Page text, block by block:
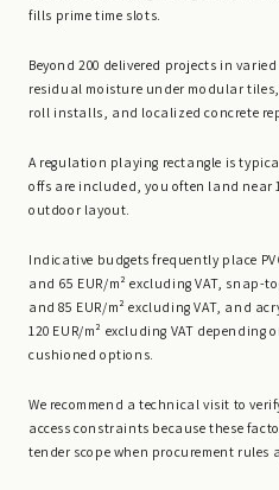
fills prime time slots.
Beyond 200 delivered projects in
residual moisture under modular
roll installs, and localized concrete
A regulation playing rectangle is
offs are included, you often land near
outdoor layout.
Indicative budgets frequently place
and 65 EUR/m² excluding VAT, snap-
and 85 EUR/m² excluding VAT, and
120 EUR/m² excluding VAT
cushioned options.
We recommend a technical visit to
access constraints because these
tender scope when procurement rules